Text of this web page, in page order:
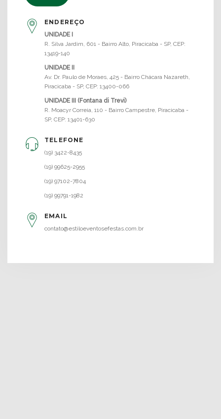
ENDEREÇO
UNIDADE I
R. Silva Jardim, 601 - Bairro Alto, Piracicaba - SP, CEP:
13419-140
UNIDADE II
Av. Dr. Paulo de Moraes, 425 - Bairro Chácara Nazareth,
Piracicaba - SP, CEP: 13400-066
UNIDADE III (Fontana di Trevi)
R. Moacyr Correia, 110 - Bairro Campestre, Piracicaba -
SP, CEP: 13401-630
TELEFONE
(19) 3422-8435
(19) 99625-2955
(19) 97102-7804
(19) 99791-1982
EMAIL
contato@estiloeventosefestas.com.br